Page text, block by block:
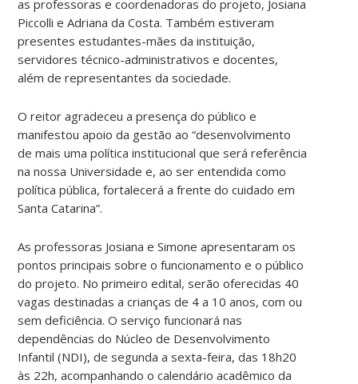
as professoras e coordenadoras do projeto, Josiana
Piccolli e Adriana da Costa. Também estiveram
presentes estudantes-mães da instituição,
servidores técnico-administrativos e docentes,
além de representantes da sociedade.
O reitor agradeceu a presença do público e
manifestou apoio da gestão ao “desenvolvimento
de mais uma política institucional que será referência
na nossa Universidade e, ao ser entendida como
política pública, fortalecerá a frente do cuidado em
Santa Catarina”.
As professoras Josiana e Simone apresentaram os
pontos principais sobre o funcionamento e o público
do projeto. No primeiro edital, serão oferecidas 40
vagas destinadas a crianças de 4 a 10 anos, com ou
sem deficiência. O serviço funcionará nas
dependências do Núcleo de Desenvolvimento
Infantil (NDI), de segunda a sexta-feira, das 18h20
às 22h, acompanhando o calendário acadêmico da